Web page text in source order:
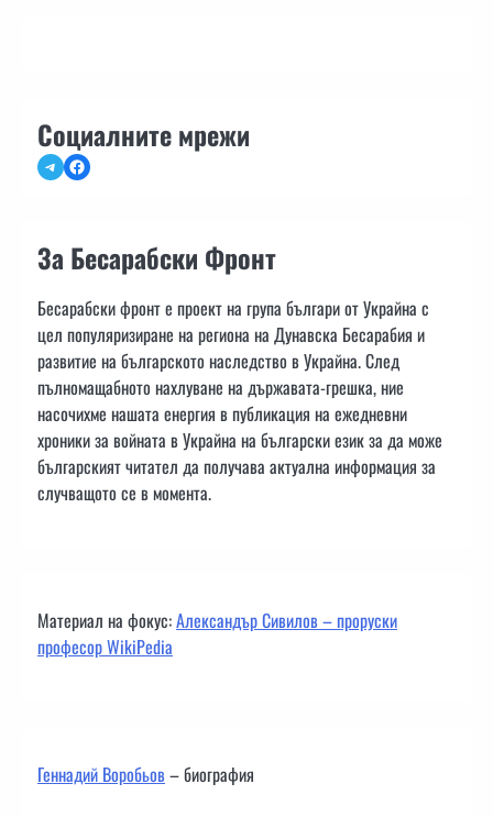
Социалните мрежи
TelegramFacebook
За Бесарабски Фронт
Бесарабски фронт е проект на група българи от Украйна с
цел популяризиране на региона на Дунавска Бесарабия и
развитие на българското наследство в Украйна. След
пълномащабното нахлуване на държавата-грешка, ние
насочихме нашата енергия в публикация на ежедневни
хроники за войната в Украйна на български език за да може
българският читател да получава актуална информация за
случващото се в момента.
Материал на фокус:Александър Сивилов – проруски
професор WikiPedia
Геннадий Воробьов– биография